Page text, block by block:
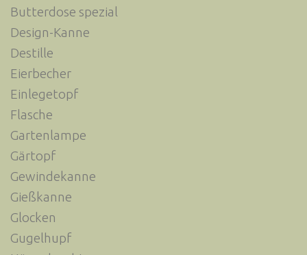
Butterdose spezial
Design-Kanne
Destille
Eierbecher
Einlegetopf
Flasche
Gartenlampe
Gärtopf
Gewindekanne
Gießkanne
Glocken
Gugelhupf